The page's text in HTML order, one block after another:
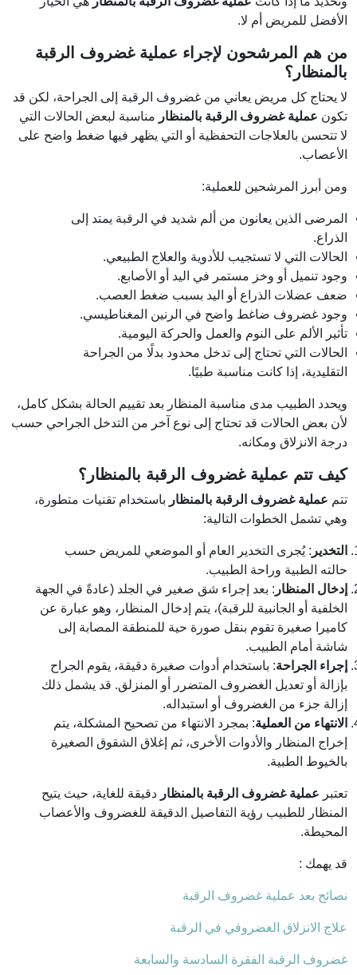
الأفضل للمريض أم لا.
من هم المرشحون لإجراء عملية غضروف الرقبة
بالمنظار؟
لا يحتاج كل مريض يعاني من غضروف الرقبة إلى الجراحة، لكن قد
تكون عملية غضروف الرقبة بالمنظار مناسبة لبعض الحالات التي
لا تتحسن بالعلاجات التحفظية أو التي يظهر فيها ضغط واضح على
الأعصاب.
ومن أبرز المرشحين للعملية:
المرضى الذين يعانون من ألم شديد في الرقبة يمتد إلى
الذراع.
الحالات التي لا تستجيب للأدوية والعلاج الطبيعي.
وجود تنميل أو وخز مستمر في اليد أو الأصابع.
ضعف عضلات الذراع أو اليد بسبب ضغط العصب.
وجود غضروف ضاغط واضح في الرنين المغناطيسي.
تأثير الألم على النوم والعمل والحركة اليومية.
الحالات التي تحتاج إلى تدخل محدود بدلًا من الجراحة
التقليدية، إذا كانت مناسبة طبيًا.
ويحدد الطبيب مدى مناسبة المنظار بعد تقييم الحالة بشكل كامل،
لأن بعض الحالات قد تحتاج إلى نوع آخر من التدخل الجراحي حسب
درجة الانزلاق ومكانه.
كيف تتم عملية غضروف الرقبة بالمنظار؟
تتم عملية غضروف الرقبة بالمنظار باستخدام تقنيات متطورة،
وهي تشمل الخطوات التالية:
التخدير : يُجرى التخدير العام أو الموضعي للمريض حسب
حالته الطبية وراحة الطبيب.
إدخال المنظار : بعد إجراء شق صغير في الجلد (عادةً في الجهة
الخلفية أو الجانبية للرقبة)، يتم إدخال المنظار، وهو عبارة عن
كاميرا صغيرة تقوم بنقل صورة حية للمنطقة المصابة إلى
شاشة أمام الطبيب.
إجراء الجراحة: باستخدام أدوات صغيرة دقيقة، يقوم الجراح
بإزالة أو تعديل الغضروف المتضرر أو المنزلق. قد يشمل ذلك
إزالة جزء من الغضروف أو استبداله.
الانتهاء من العملية: بمجرد الانتهاء من تصحيح المشكلة، يتم
إخراج المنظار والأدوات الأخرى، ثم إغلاق الشقوق الصغيرة
بالخيوط الطبية.
تعتبر عملية غضروف الرقبة بالمنظار دقيقة للغاية، حيث يتيح
المنظار للطبيب رؤية التفاصيل الدقيقة للغضروف والأعصاب
المحيطة.
قد يهمك :
نصائح بعد عملية غضروف الرقبة​
علاج الانزلاق الغضروفي في الرقبة​
غضروف الرقبة الفقرة السادسة والسابعة​